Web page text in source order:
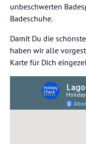
unbeschwerten
Badeschuhe.
Damit Du die
haben wir alle
Karte für Dich